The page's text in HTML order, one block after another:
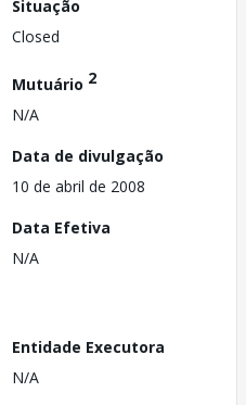
Situação
Closed
Mutuário 2
N/A
Data de divulgação
10 de abril de 2008
Data Efetiva
N/A
Entidade Executora
N/A